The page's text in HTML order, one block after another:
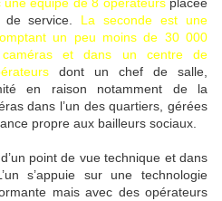
de service. La seconde est une
un peu moins de 30 000
et dans un centre de
dont un chef de salle,
en raison notamment de la
dans l’un des quartiers, gérées
propre aux bailleurs sociaux.
point de vue technique et dans
s’appuie sur une technologie
mais avec des opérateurs